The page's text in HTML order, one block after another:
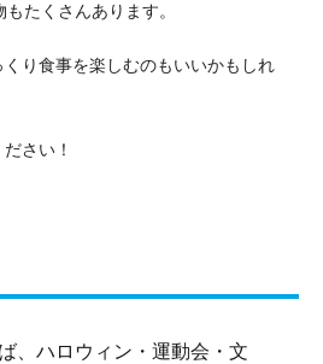
たくさんあります。
り食事を楽しむのもいいかもしれ
さい！
、ハロウィン・運動会・文